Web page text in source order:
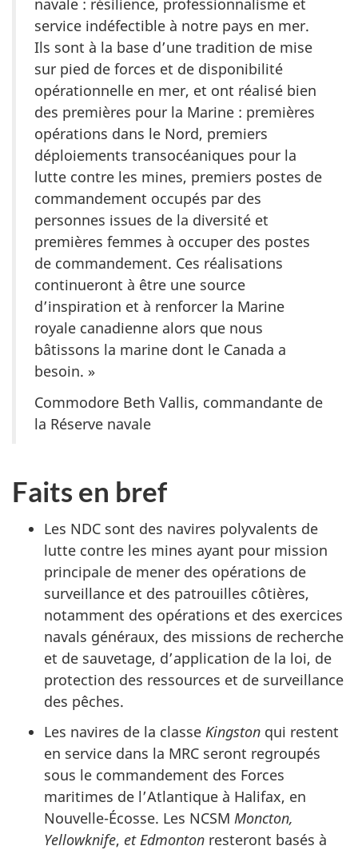
navale : résilience, professionnalisme et
service indéfectible à notre pays en mer.
Ils sont à la base d’une tradition de mise
sur pied de forces et de disponibilité
opérationnelle en mer, et ont réalisé bien
des premières pour la Marine : premières
opérations dans le Nord, premiers
déploiements transocéaniques pour la
lutte contre les mines, premiers postes de
commandement occupés par des
personnes issues de la diversité et
premières femmes à occuper des postes
de commandement. Ces réalisations
continueront à être une source
d’inspiration et à renforcer la Marine
royale canadienne alors que nous
bâtissons la marine dont le Canada a
besoin. »
Commodore Beth Vallis, commandante de
la Réserve navale
Faits en bref
Les NDC sont des navires polyvalents de
lutte contre les mines ayant pour mission
principale de mener des opérations de
surveillance et des patrouilles côtières,
notamment des opérations et des exercices
navals généraux, des missions de recherche
et de sauvetage, d’application de la loi, de
protection des ressources et de surveillance
des pêches.
Les navires de la classe Kingston qui restent
en service dans la MRC seront regroupés
sous le commandement des Forces
maritimes de l’Atlantique à Halifax, en
Nouvelle-Écosse. Les NCSM Moncton,
Yellowknife, et Edmonton resteront basés à